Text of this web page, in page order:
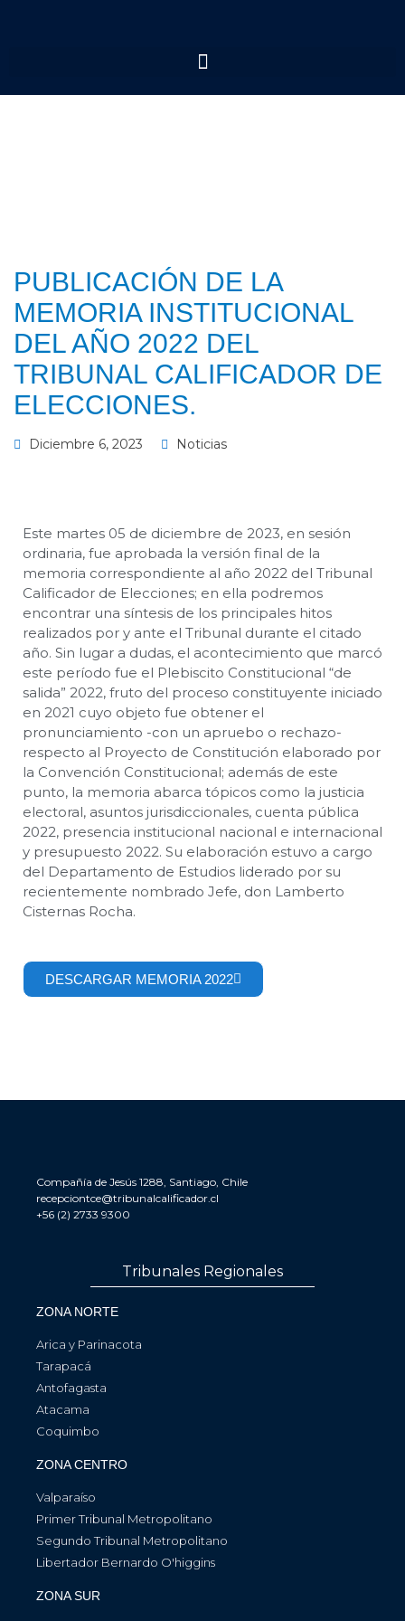
PUBLICACIÓN DE LA
MEMORIA INSTITUCIONAL
DEL AÑO 2022 DEL
TRIBUNAL CALIFICADOR DE
ELECCIONES.
Diciembre 6, 2023 Noticias
Este martes 05 de diciembre de 2023, en sesión
ordinaria, fue aprobada la versión final de la
memoria correspondiente al año 2022 del Tribunal
Calificador de Elecciones; en ella podremos
encontrar una síntesis de los principales hitos
realizados por y ante el Tribunal durante el citado
año. Sin lugar a dudas, el acontecimiento que marcó
este período fue el Plebiscito Constitucional “de
salida” 2022, fruto del proceso constituyente iniciado
en 2021 cuyo objeto fue obtener el
pronunciamiento -con un apruebo o rechazo-
respecto al Proyecto de Constitución elaborado por
la Convención Constitucional; además de este
punto, la memoria abarca tópicos como la justicia
electoral, asuntos jurisdiccionales, cuenta pública
2022, presencia institucional nacional e internacional
y presupuesto 2022. Su elaboración estuvo a cargo
del Departamento de Estudios liderado por su
recientemente nombrado Jefe, don Lamberto
Cisternas Rocha.
DESCARGAR MEMORIA 2022
Compañía de Jesús 1288, Santiago, Chile
recepciontce@tribunalcalificador.cl
+56 (2) 2733 9300
Tribunales Regionales
ZONA NORTE
Arica y Parinacota
Tarapacá
Antofagasta
Atacama
Coquimbo
ZONA CENTRO
Valparaíso
Primer Tribunal Metropolitano
Segundo Tribunal Metropolitano
Libertador Bernardo O'higgins
ZONA SUR